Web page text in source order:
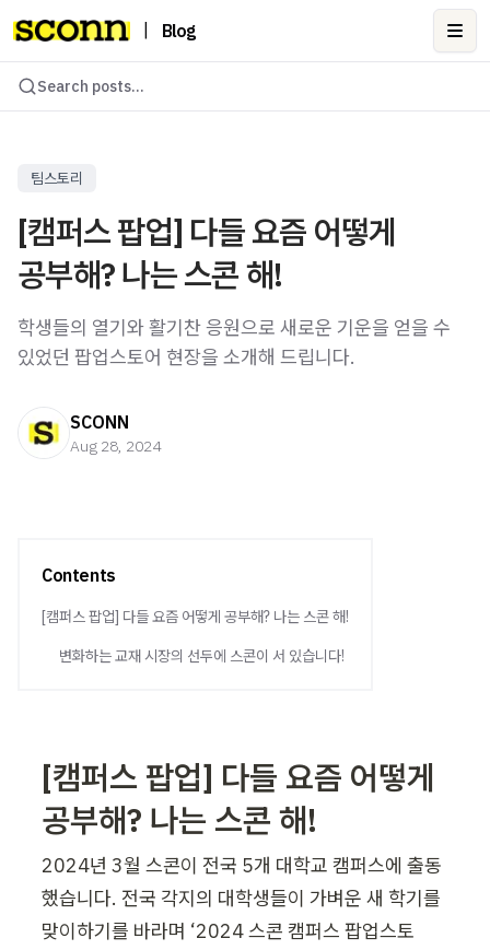
Blog
Search posts...
팀스토리
[캠퍼스 팝업] 다들 요즘 어떻게
공부해? 나는 스콘 해!
학생들의 열기와 활기찬 응원으로 새로운 기운을 얻을 수
있었던 팝업스토어 현장을 소개해 드립니다.
SCONN
Aug 28, 2024
Contents
[캠퍼스 팝업] 다들 요즘 어떻게 공부해? 나는 스콘 해!
변화하는 교재 시장의 선두에 스콘이 서 있습니다!
[캠퍼스 팝업] 다들 요즘 어떻게
공부해? 나는 스콘 해!
2024년 3월 스콘이 전국 5개 대학교 캠퍼스에 출동
했습니다. 전국 각지의 대학생들이 가벼운 새 학기를
맞이하기를 바라며 ‘2024 스콘 캠퍼스 팝업스토